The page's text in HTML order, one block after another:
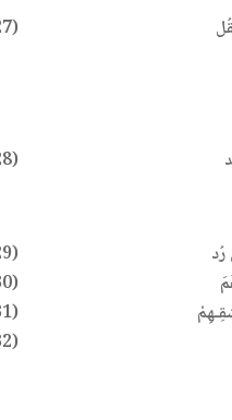
(27)
(28)
(29)
(30)
(31)
(32)